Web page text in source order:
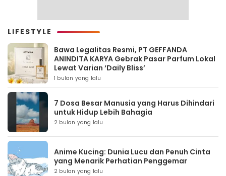
LIFESTYLE
Bawa Legalitas Resmi, PT GEFFANDA
ANINDITA KARYA Gebrak Pasar Parfum Lokal
Lewat Varian ‘Daily Bliss’
1 bulan yang lalu
7 Dosa Besar Manusia yang Harus Dihindari
untuk Hidup Lebih Bahagia
2 bulan yang lalu
Anime Kucing: Dunia Lucu dan Penuh Cinta
yang Menarik Perhatian Penggemar
2 bulan yang lalu